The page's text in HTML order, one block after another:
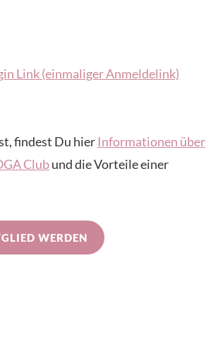
Link (einmaliger Anmeldelink)
findest Du hier Informationen über
Clubund die Vorteile einer
WERDEN